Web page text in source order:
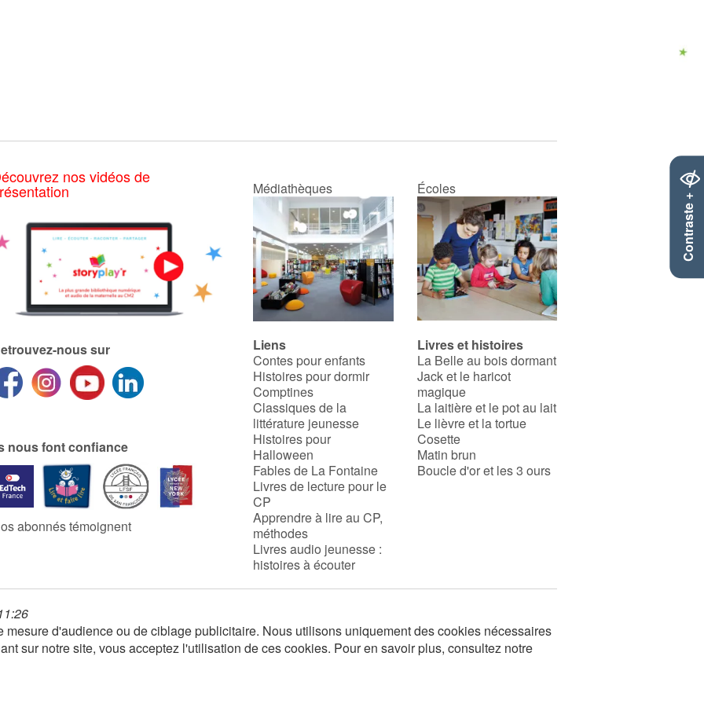
Contraste +
nos vidéos de
nous sur
nous font confiance
abonnés témoignent
Médiathèques Écoles
Liens
Contes pour enfants
Histoires pour dormir
Comptines
Classiques de la
littérature jeunesse
Histoires pour
Halloween
Fables de La Fontaine
Livres de lecture pour le
CP
Apprendre à lire au CP,
méthodes
Livres audio jeunesse :
histoires à écouter
Livres et histoires
La Belle au bois dormant
Jack et le haricot
magique
La laitière et le pot au lait
Le lièvre et la tortue
Cosette
Matin brun
Boucle d'or et les 3 ours
d'audience ou de ciblage publicitaire. Nous utilisons uniquement des cookies nécessaires
sur notre site, vous acceptez l'utilisation de ces cookies. Pour en savoir plus, consultez notre